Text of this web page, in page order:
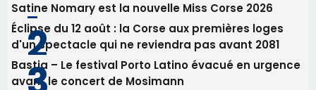
Satine Nomary est la nouvelle Miss Corse 2026
Éclipse du 12 août : la Corse aux premières loges
d'un spectacle qui ne reviendra pas avant 2081
Bastia – Le festival Porto Latino évacué en urgence
avant le concert de Mosimann